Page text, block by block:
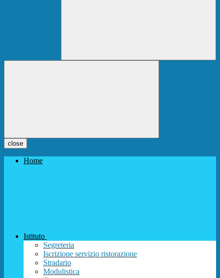
close
Home
Istituto
Segreteria
Iscrizione servizio ristorazione
Stradario
Modulistica